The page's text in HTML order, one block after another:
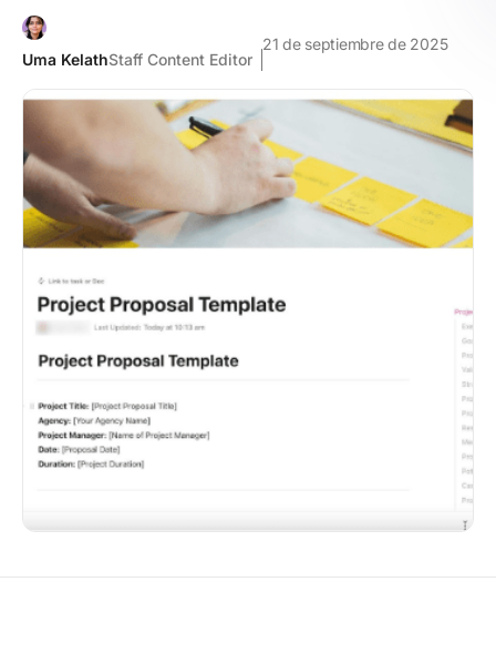
Uma KelathStaff Content Editor
21 de septiembre de 2025